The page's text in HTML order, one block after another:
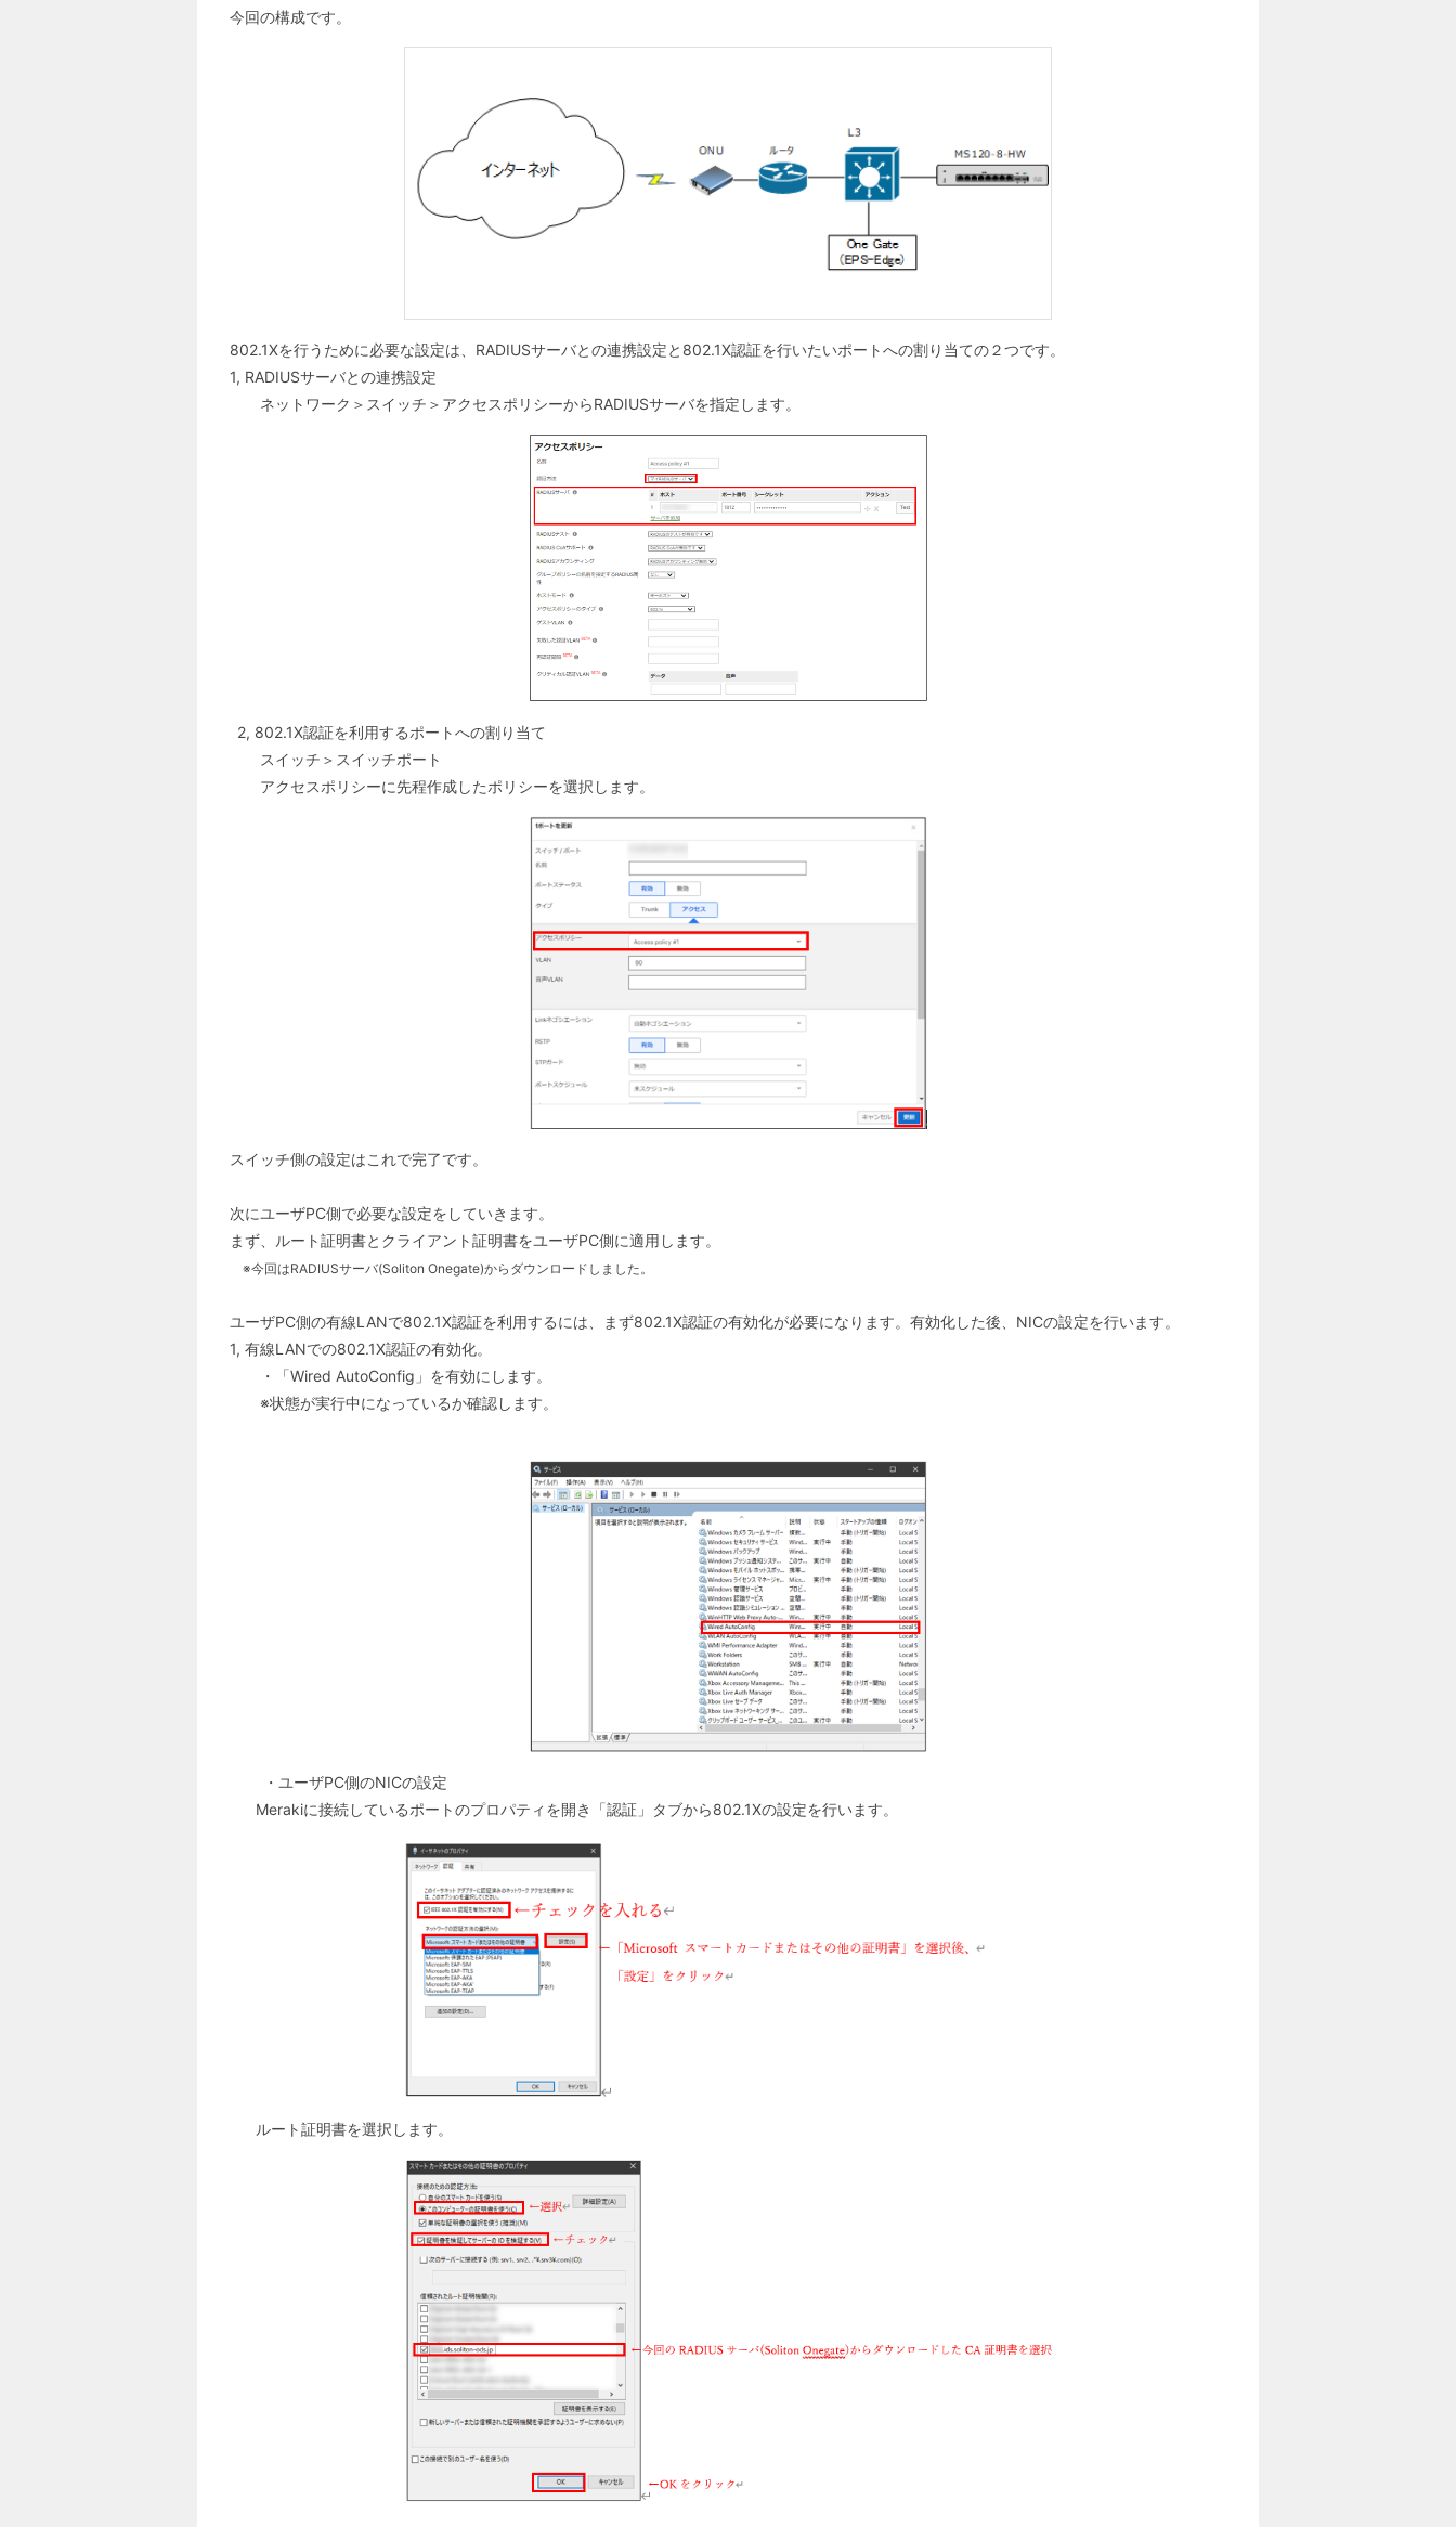
今回の構成です。
802.1Xを行うために必要な設定は、RADIUSサーバとの連携設定と802.1X認証を行いたいポートへの割り当ての２つです。
1, RADIUSサーバとの連携設定
ネットワーク＞スイッチ＞アクセスポリシーからRADIUSサーバを指定します。
2, 802.1X認証を利用するポートへの割り当て
スイッチ＞スイッチポート
アクセスポリシーに先程作成したポリシーを選択します。
スイッチ側の設定はこれで完了です。
次にユーザPC側で必要な設定をしていきます。
まず、ルート証明書とクライアント証明書をユーザPC側に適用します。
※今回はRADIUSサーバ(Soliton Onegate)からダウンロードしました。
ユーザPC側の有線LANで802.1X認証を利用するには、まず802.1X認証の有効化が必要になります。有効化した後、NICの設定を行います。
1, 有線LANでの802.1X認証の有効化。
・「Wired AutoConfig」を有効にします。
※状態が実行中になっているか確認します。
・ユーザPC側のNICの設定
Merakiに接続しているポートのプロパティを開き「認証」タブから802.1Xの設定を行います。
ルート証明書を選択します。